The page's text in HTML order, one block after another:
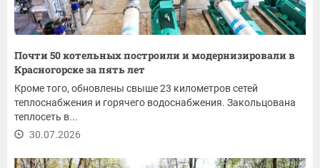
Почти 50 котельных построили и модернизировали в
Красногорске за пять лет
Кроме того, обновлены свыше 23 километров сетей
теплоснабжения и горячего водоснабжения. Закольцована
теплосеть в...
30.07.2026